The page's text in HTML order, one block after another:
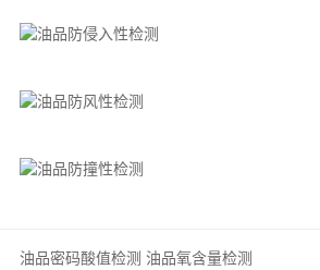
油品密码酸值检测 油品氧含量检测